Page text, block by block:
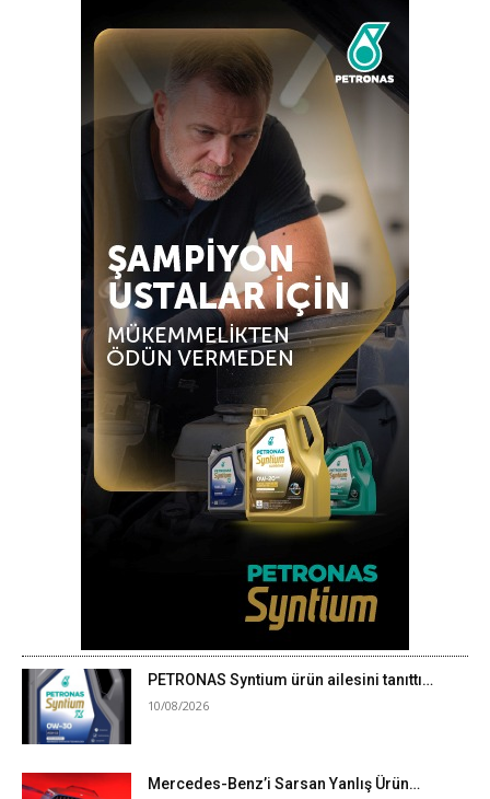
PETRONAS Syntium ürün ailesini tanıttı…
10/08/2026
Mercedes-Benz’i Sarsan Yanlış Ürün…